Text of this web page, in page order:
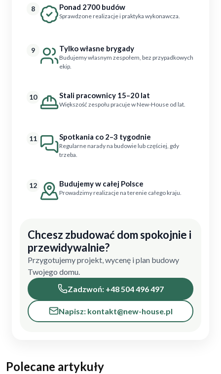
8 Ponad 2700 budów
Sprawdzone realizacje i praktyka wykonawcza.
9 Tylko własne brygady
Budujemy własnym zespołem, bez przypadkowych
ekip.
10 Stali pracownicy 15–20 lat
Większość zespołu pracuje w New-House od lat.
11 Spotkania co 2–3 tygodnie
Regularne narady na budowie lub częściej, gdy
trzeba.
12 Budujemy w całej Polsce
Prowadzimy realizacje na terenie całego kraju.
Chcesz zbudować dom spokojnie i
przewidywalnie?
Przygotujemy projekt, wycenę i plan budowy
Twojego domu.
Zadzwoń: +48 504 496 497
Napisz: kontakt@new-house.pl
Polecane artykuły